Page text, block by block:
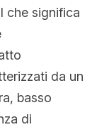
che significa
da un
basso
di